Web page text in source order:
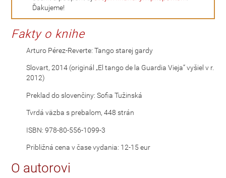
Ďakujeme!
Fakty o knihe
Arturo Pérez-Reverte: Tango starej gardy
Slovart, 2014 (originál „El tango de la Guardia Vieja“ vyšiel v r.
2012)
Preklad do slovenčiny: Sofia Tužinská
Tvrdá väzba s prebalom, 448 strán
ISBN: 978-80-556-1099-3
Približná cena v čase vydania: 12-15 eur
O autorovi